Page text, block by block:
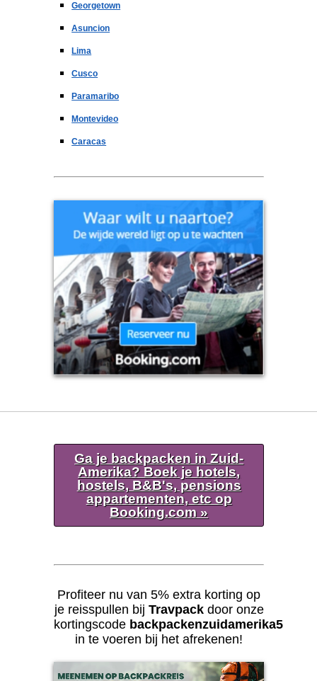
Georgetown
Asuncion
Lima
Cusco
Paramaribo
Montevideo
Caracas
Ga je backpacken in Zuid-
Amerika? Boek je hotels,
hostels, B&B's, pensions
appartementen, etc op
Booking.com »
Profiteer nu van 5% extra korting op
je reisspullen bij Travpackdoor onze
kortingscode backpackenzuidamerika5
in te voeren bij het afrekenen!